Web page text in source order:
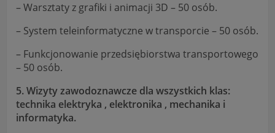
– Warsztaty z grafiki i animacji 3D – 50 osób.
– System teleinformatyczne w transporcie – 50 osób.
– Funkcjonowanie przedsiębiorstwa transportowego
– 50 osób.
5. Wizyty zawodoznawcze dla wszystkich klas:
technika elektryka , elektronika , mechanika i
informatyka.